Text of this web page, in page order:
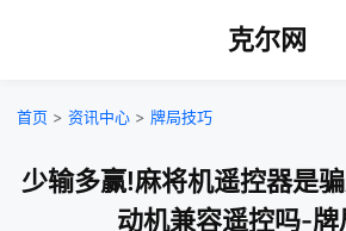
克尔网
首页 > 资讯中心 > 牌局技巧
少输多赢!麻将机遥控器是
动机兼容遥控吗-牌